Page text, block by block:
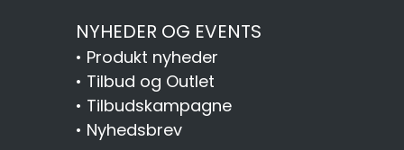
NYHEDER OG EVENTS
• Produkt nyheder
• Tilbud og Outlet
• Tilbudskampagne
• Nyhedsbrev